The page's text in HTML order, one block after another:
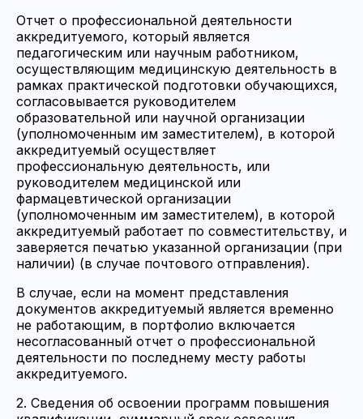
Отчет о профессиональной деятельности
аккредитуемого, который является
педагогическим или научным работником,
осуществляющим медицинскую деятельность в
рамках практической подготовки обучающихся,
согласовывается руководителем
образовательной или научной организации
(уполномоченным им заместителем), в которой
аккредитуемый осуществляет
профессиональную деятельность, или
руководителем медицинской или
фармацевтической организации
(уполномоченным им заместителем), в которой
аккредитуемый работает по совместительству, и
заверяется печатью указанной организации (при
наличии) (в случае почтового отправления).
В случае, если на момент представления
документов аккредитуемый является временно
не работающим, в портфолио включается
несогласованный отчет о профессиональной
деятельности по последнему месту работы
аккредитуемого.
2. Сведения об освоении программ повышения